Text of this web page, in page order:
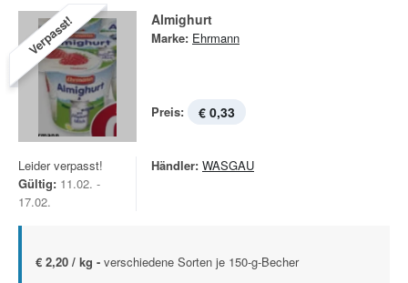
Verpasst! Almighurt
Marke: Ehrmann
Preis: € 0,33
Leider verpasst!
Gültig: 11.02. -
17.02.
Händler: WASGAU
€ 2,20 / kg - verschiedene Sorten je 150-g-Becher